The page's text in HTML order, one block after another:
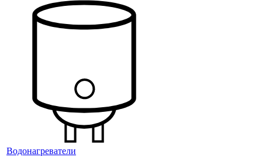
Водонагреватели